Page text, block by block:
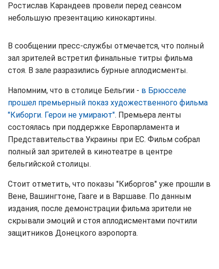
Ростислав Карандеев провели перед сеансом
небольшую презентацию кинокартины.
В сообщении пресс-службы отмечается, что полный
зал зрителей встретил финальные титры фильма
стоя. В зале разразились бурные аплодисменты.
Напомним, что в столице Бельгии - в Брюсселе
прошел премьерный показ художественного фильма
"Киборги. Герои не умирают". Премьера ленты
состоялась при поддержке Европарламента и
Представительства Украины при ЕС. Фильм собрал
полный зал зрителей в кинотеатре в центре
бельгийской столицы.
Стоит отметить, что показы "Киборгов" уже прошли в
Вене, Вашингтоне, Гааге и в Варшаве. По данным
издания, после демонстрации фильма зрители не
скрывали эмоций и стоя аплодисментами почтили
защитников Донецкого аэропорта.